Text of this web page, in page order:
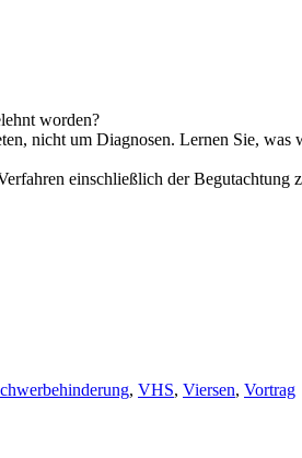
worden?
nicht um Diagnosen. Lernen Sie, was
einschließlich der Begutachtung
, VHS, Viersen, Vortrag